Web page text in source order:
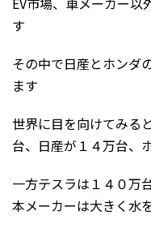
す
その中で日産とホンダ
ます
世界に目を向けてみる
台、日産が１４万台、
一方テスラは１４０万
本メーカーは大きく水